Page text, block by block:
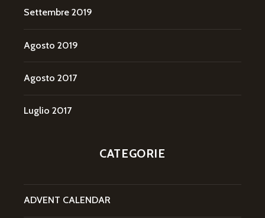
Settembre 2019
Agosto 2019
Agosto 2017
Luglio 2017
CATEGORIE
ADVENT CALENDAR